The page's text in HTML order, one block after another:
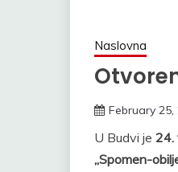
Naslovna
February 25,
U Budvi je 24.
„Spomen-